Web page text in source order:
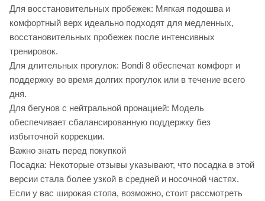
Для восстановительных пробежек: Мягкая подошва и
комфортный верх идеально подходят для медленных,
восстановительных пробежек после интенсивных
тренировок.
Для длительных прогулок: Bondi 8 обеспечат комфорт и
поддержку во время долгих прогулок или в течение всего
дня.
Для бегунов с нейтральной пронацией: Модель
обеспечивает сбалансированную поддержку без
избыточной коррекции.
Важно знать перед покупкой
Посадка: Некоторые отзывы указывают, что посадка в этой
версии стала более узкой в средней и носочной частях.
Если у вас широкая стопа, возможно, стоит рассмотреть